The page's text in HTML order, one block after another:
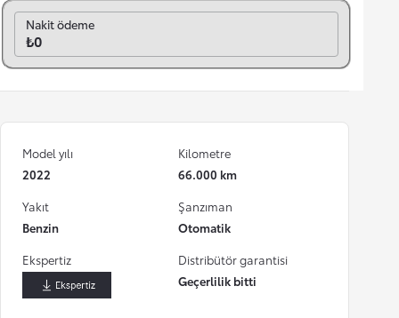
Nakit ödeme
₺0
Model yılı
2022
Kilometre
66.000 km
Yakıt
Benzin
Şanzıman
Otomatik
Ekspertiz
İndir
Distribütör garantisi
Geçerlilik bitti